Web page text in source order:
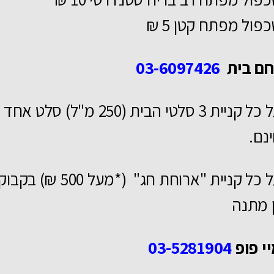
מפתח קטן 5 ₪
בית 03-6097426
על כל קניית 3 סלטי הבית (250 מ"ל) סלט אחד
על כל קניית "ארוחת חג" (*מעל 500 ₪)
מתנה
פופ03-5281904